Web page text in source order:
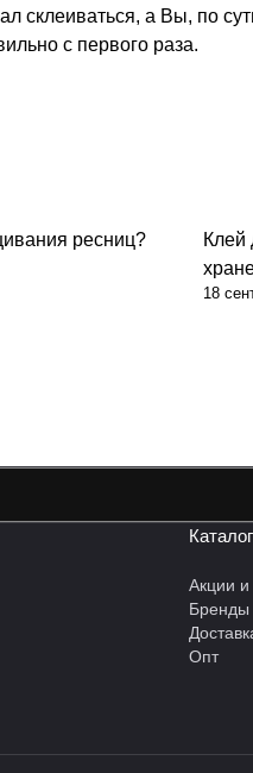
склеиваться, а Вы, по
с первого раза.
ресниц?
Клей
18
Акции
Бренды
Опт